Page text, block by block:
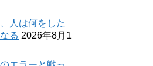
人は何をした
る 2026年8月1